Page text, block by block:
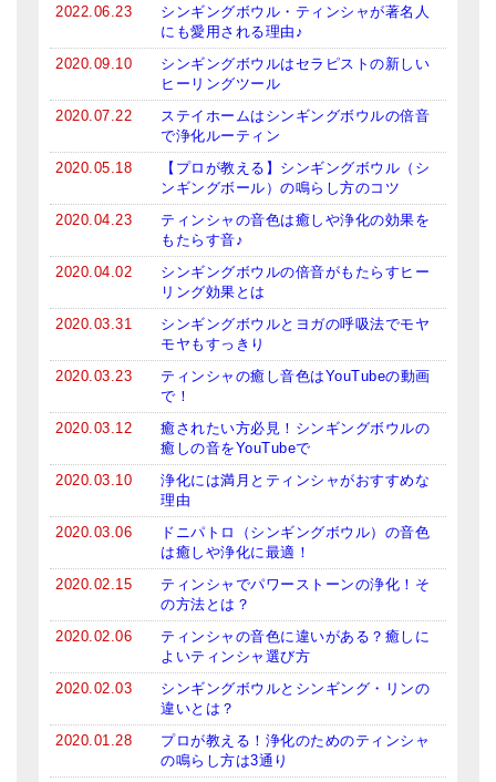
2022.06.23
シンギングボウル・ティンシャが著名人
にも愛用される理由♪
2020.09.10
シンギングボウルはセラピストの新しい
ヒーリングツール
2020.07.22
ステイホームはシンギングボウルの倍音
で浄化ルーティン
2020.05.18
【プロが教える】シンギングボウル（シ
ンギングボール）の鳴らし方のコツ
2020.04.23
ティンシャの音色は癒しや浄化の効果を
もたらす音♪
2020.04.02
シンギングボウルの倍音がもたらすヒー
リング効果とは
2020.03.31
シンギングボウルとヨガの呼吸法でモヤ
モヤもすっきり
2020.03.23
ティンシャの癒し音色はYouTubeの動画
で！
2020.03.12
癒されたい方必見！シンギングボウルの
癒しの音をYouTubeで
2020.03.10
浄化には満月とティンシャがおすすめな
理由
2020.03.06
ドニパトロ（シンギングボウル）の音色
は癒しや浄化に最適！
2020.02.15
ティンシャでパワーストーンの浄化！そ
の方法とは？
2020.02.06
ティンシャの音色に違いがある？癒しに
よいティンシャ選び方
2020.02.03
シンギングボウルとシンギング・リンの
違いとは？
2020.01.28
プロが教える！浄化のためのティンシャ
の鳴らし方は3通り